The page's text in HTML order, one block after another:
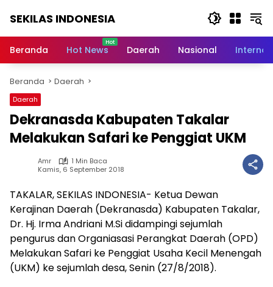
SEKILAS INDONESIA
Terkini,
Latest
World,
Headlines,
News
Today
Beranda Hot News Daerah Nasional
Beranda Daerah
Daerah
Dekranasda Kabupaten Takalar
Melakukan Safari ke Penggiat UKM
Amr
1 Min Baca
Kamis, 6 September 2018
TAKALAR, SEKILAS INDONESIA- Ketua Dewan
Kerajinan Daerah (Dekranasda) Kabupaten Takalar,
Dr. Hj. Irma Andriani M.Si didampingi sejumlah
pengurus dan Organiasasi Perangkat Daerah (OPD)
Melakukan Safari ke Penggiat Usaha Kecil Menengah
(UKM) ke sejumlah desa, Senin (27/8/2018).